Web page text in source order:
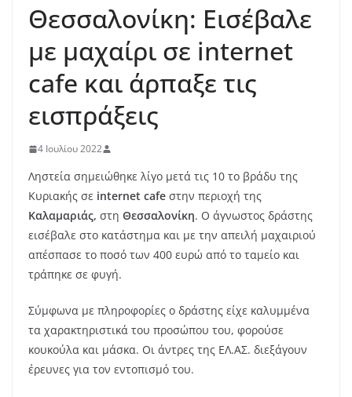
Θεσσαλονίκη: Εισέβαλε
με μαχαίρι σε internet
cafe και άρπαξε τις
εισπράξεις
4 Ιουλίου 2022
Ληστεία σημειώθηκε λίγο μετά τις 10 το βράδυ της
Κυριακής σε internet cafe στην περιοχή της
Καλαμαριάς, στη Θεσσαλονίκη. Ο άγνωστος δράστης
εισέβαλε στο κατάστημα και με την απειλή μαχαιριού
απέσπασε το ποσό των 400 ευρώ από το ταμείο και
τράπηκε σε φυγή.
Σύμφωνα με πληροφορίες ο δράστης είχε καλυμμένα
τα χαρακτηριστικά του προσώπου του, φορούσε
κουκούλα και μάσκα. Οι άντρες της ΕΛ.ΑΣ. διεξάγουν
έρευνες για τον εντοπισμό του.